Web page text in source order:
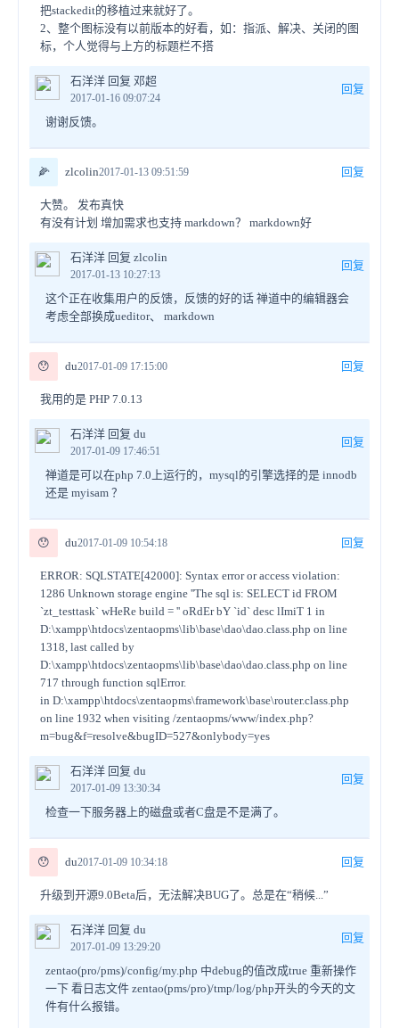
把stackedit的移植过来就好了。
2、整个图标没有以前版本的好看，如：指派、解决、关闭的图
标，个人觉得与上方的标题栏不搭
石洋洋 回复 邓超
2017-01-16 09:07:24
回复
谢谢反馈。
🌽 zlcolin2017-01-13 09:51:59 回复
大赞。 发布真快
有没有计划 增加需求也支持 markdown？ markdown好
石洋洋 回复 zlcolin
2017-01-13 10:27:13
回复
这个正在收集用户的反馈，反馈的好的话 禅道中的编辑器会
考虑全部换成ueditor、 markdown
😯 du2017-01-09 17:15:00 回复
我用的是 PHP 7.0.13
石洋洋 回复 du
2017-01-09 17:46:51
回复
禅道是可以在php 7.0上运行的，mysql的引擎选择的是 innodb
还是 myisam ？
😯 du2017-01-09 10:54:18 回复
ERROR: SQLSTATE[42000]: Syntax error or access violation:
1286 Unknown storage engine ''The sql is: SELECT id FROM
`zt_testtask` wHeRe build = '' oRdEr bY `id` desc lImiT 1 in
D:\xampp\htdocs\zentaopms\lib\base\dao\dao.class.php on line
1318, last called by
D:\xampp\htdocs\zentaopms\lib\base\dao\dao.class.php on line
717 through function sqlError.
in D:\xampp\htdocs\zentaopms\framework\base\router.class.php
on line 1932 when visiting /zentaopms/www/index.php?
m=bug&f=resolve&bugID=527&onlybody=yes
石洋洋 回复 du
2017-01-09 13:30:34
回复
检查一下服务器上的磁盘或者C盘是不是满了。
😯 du2017-01-09 10:34:18 回复
升级到开源9.0Beta后，无法解决BUG了。总是在“稍候...”
石洋洋 回复 du
2017-01-09 13:29:20
回复
zentao(pro/pms)/config/my.php 中debug的值改成true 重新操作
一下 看日志文件 zentao(pms/pro)/tmp/log/php开头的今天的文
件有什么报错。